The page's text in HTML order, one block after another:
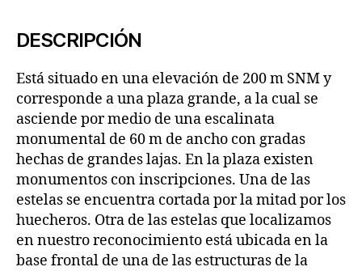
DESCRIPCIÓN
Está situado en una elevación de 200 m SNM y
corresponde a una plaza grande, a la cual se
asciende por medio de una escalinata
monumental de 60 m de ancho con gradas
hechas de grandes lajas. En la plaza existen
monumentos con inscripciones. Una de las
estelas se encuentra cortada por la mitad por los
huecheros. Otra de las estelas que localizamos
en nuestro reconocimiento está ubicada en la
base frontal de una de las estructuras de la